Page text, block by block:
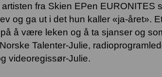
fra Skien EPen EURONITES
og ga ut i det hun kaller «ja-året».
å være leken og å ta sjanser og
Talenter-Julie,
videoregissør-Julie.